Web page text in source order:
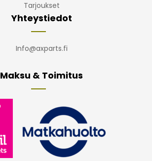
Tarjoukset
Yhteystiedot
Info@axparts.fi
Maksu & Toimitus